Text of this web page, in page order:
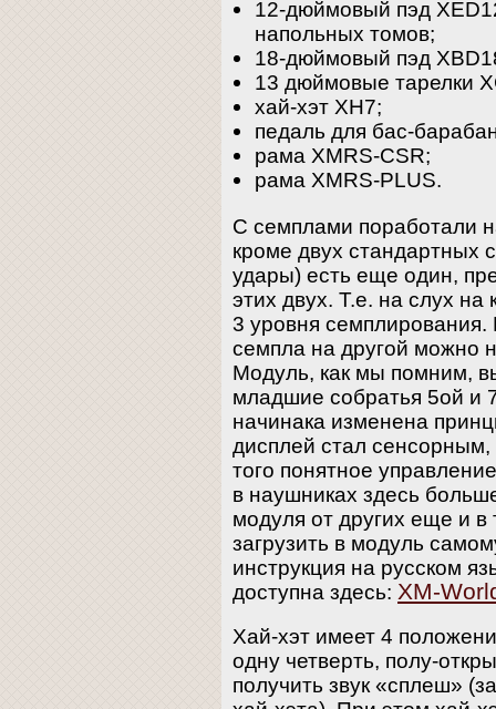
12-дюймовый пэд
напольных томов;
18-дюймовый пэд
13 дюймовые тарелки
хай-хэт XH7;
педаль для бас-
рама XMRS-CSR;
рама XMRS-PLUS.
С семплами поработали
кроме двух стандартных
удары) есть еще один,
этих двух. Т.е. на слух
3 уровня
семпла на другой можно
Модуль, как мы помним,
младшие собратья 5ой и
начинака изменена
дисплей стал
того понятное
в наушниках здесь
модуля от других еще и
загрузить в модуль
инструкция на русском
доступна здесь: XM-
Хай-хэт имеет 4
одну четверть, полу-
получить звук «сплеш»